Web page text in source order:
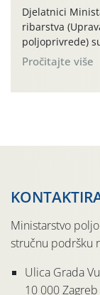
Djelatnici
ribarstva
poljoprivrede)
forumu,
tradicije u
Pročitajte više
Ministarstvo
stručnu podršku
Ulica Grada
10 000 Zagreb